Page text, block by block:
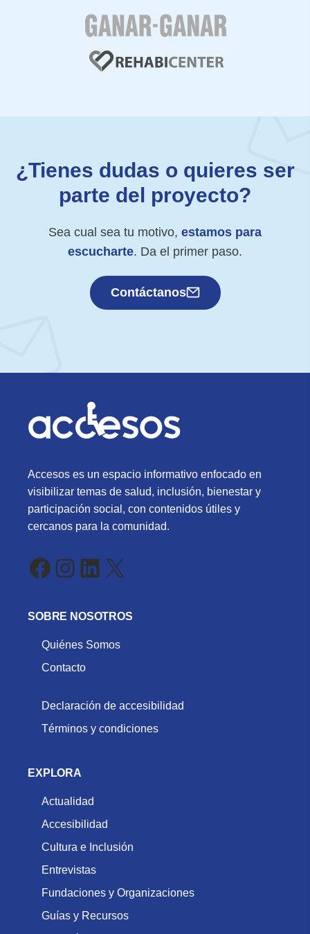
¿Tienes dudas o quieres ser
parte del proyecto?
Sea cual sea tu motivo, estamos para
escucharte. Da el primer paso.
Contáctanos
Accesos es un espacio informativo enfocado en
visibilizar temas de salud, inclusión, bienestar y
participación social, con contenidos útiles y
cercanos para la comunidad.
Facebook
Instagram
LinkedIn
X
SOBRE NOSOTROS
Quiénes Somos
Contacto
Declaración de accesibilidad
Términos y condiciones
EXPLORA
Actualidad
Accesibilidad
Cultura e Inclusión
Entrevistas
Fundaciones y Organizaciones
Guías y Recursos